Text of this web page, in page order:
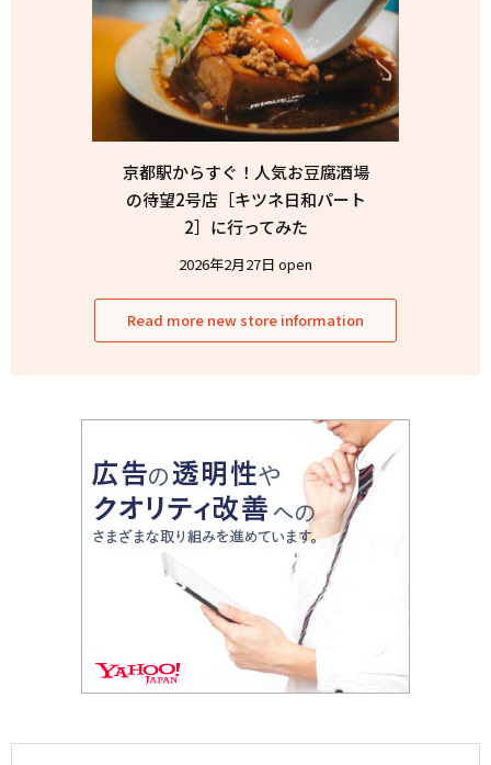
京都駅からすぐ！人気お豆腐酒場
の待望2号店［キツネ日和パート
2］に行ってみた
2026年2月27日 open
Read more new store information